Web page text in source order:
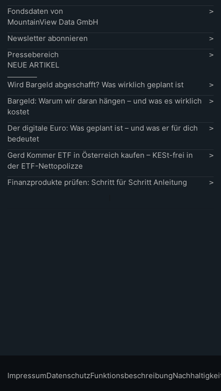
Fondsdaten von
MountainView Data GmbH
Newsletter abonnieren
Pressebereich
NEUE ARTIKEL
Wird Bargeld abgeschafft? Was wirklich geplant ist
Bargeld: Warum wir daran hängen – und was es wirklich
kostet
Der digitale Euro: Was geplant ist – und was er für dich
bedeutet
Gerd Kommer ETF in Österreich kaufen – KESt-frei in
der ETF-Nettopolizze
Finanzprodukte prüfen: Schritt für Schritt Anleitung
ImpressumDatenschutzFunktionsbeschreibung